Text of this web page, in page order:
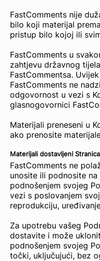
FastComments nije
bilo koji materijal
pristup bilo kojoj ili
FastComments u
zahtjevu državnog
FastCommentsa.
FastComments ne
odgovornost u vezi s
glasnogovornici
Materijali preneseni u
ako prenosite
Materijali dostavljeni
FastComments ne
unosite ili podnosite
podnošenjem svojeg
vezi s poslovanjem
reprodukciju,
Za upotrebu vašeg
dostavite i može
podnošenjem svojeg
točki, uključujući, bez